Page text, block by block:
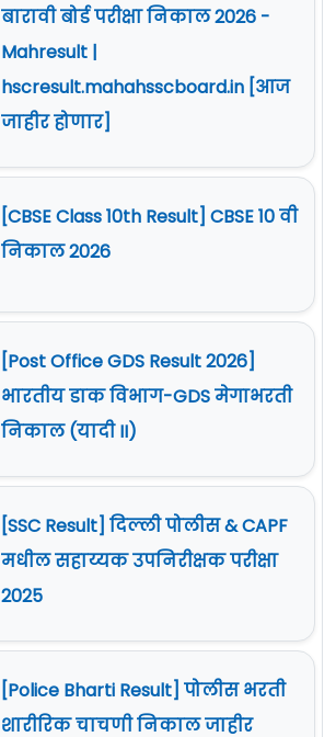
बारावी बोर्ड परीक्षा निकाल 2026 -
Mahresult |
hscresult.mahahsscboard.in [आज
जाहीर होणार]
[CBSE Class 10th Result] CBSE 10 वी
निकाल 2026
[Post Office GDS Result 2026]
भारतीय डाक विभाग-GDS मेगाभरती
निकाल (यादी II)
[SSC Result] दिल्ली पोलीस & CAPF
मधील सहाय्यक उपनिरीक्षक परीक्षा
2025
[Police Bharti Result] पोलीस भरती
शारीरिक चाचणी निकाल जाहीर